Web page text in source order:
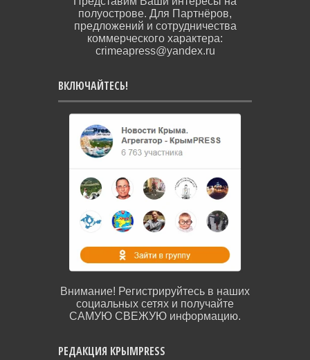
полуострове. Для Партнёров,
предложений и сотрудничества
коммерческого характера:
crimeapress@yandex.ru
ВКЛЮЧАЙТЕСЬ!
Внимание! Регистрируйтесь в наших
социальных сетях и получайте
САМУЮ СВЕЖУЮ информацию.
РЕДАКЦИЯ КРЫМPRESS